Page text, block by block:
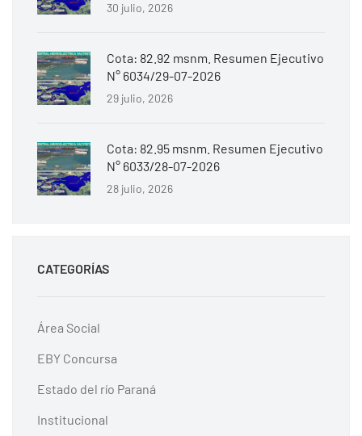
30 julio, 2026
Cota: 82.92 msnm. Resumen Ejecutivo
N° 6034/29-07-2026
29 julio, 2026
Cota: 82.95 msnm. Resumen Ejecutivo
N° 6033/28-07-2026
28 julio, 2026
CATEGORÍAS
Área Social
EBY Concursa
Estado del río Paraná
Institucional